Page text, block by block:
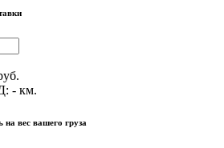
- км.
вес вашего груза